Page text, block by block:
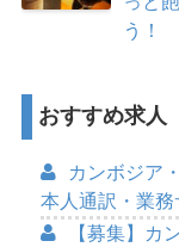
う！
おすすめ求人
カンボジア
本人通訳・業務
【募集】カ